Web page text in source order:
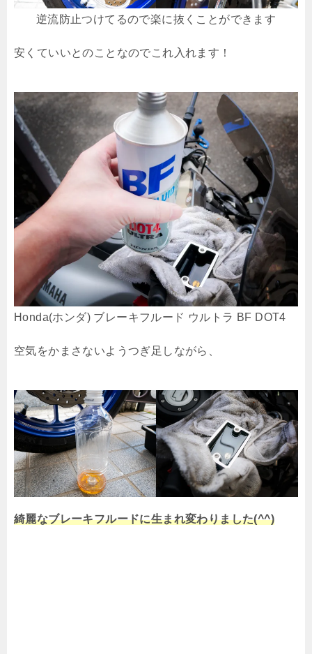
逆流防止つけてるので楽に抜くことができます
安くていいとのことなのでこれ入れます！
Honda(ホンダ) ブレーキフルード ウルトラ BF DOT4
空気をかまさないようつぎ足しながら、
綺麗なブレーキフルードに生まれ変わりました(^^)